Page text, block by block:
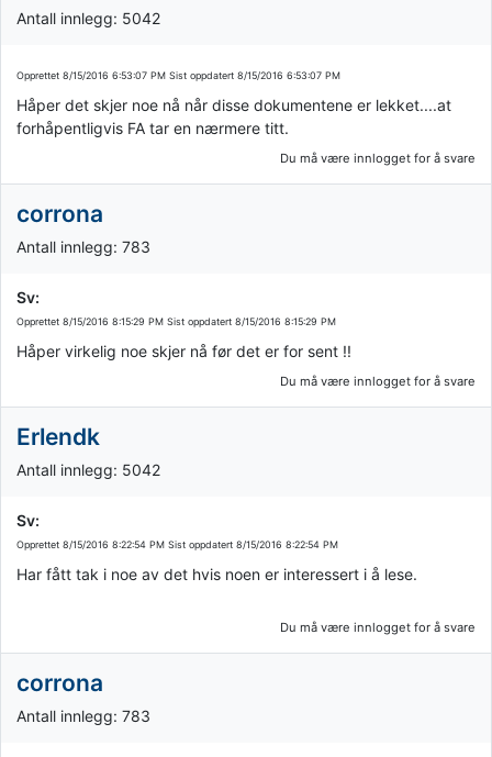
Antall innlegg: 5042
Opprettet 8/15/2016 6:53:07 PM Sist oppdatert 8/15/2016 6:53:07 PM
Håper det skjer noe nå når disse dokumentene er lekket....at
forhåpentligvis FA tar en nærmere titt.
Du må være innlogget for å svare
corrona
Antall innlegg: 783
Sv:
Opprettet 8/15/2016 8:15:29 PM Sist oppdatert 8/15/2016 8:15:29 PM
Håper virkelig noe skjer nå før det er for sent !!
Du må være innlogget for å svare
Erlendk
Antall innlegg: 5042
Sv:
Opprettet 8/15/2016 8:22:54 PM Sist oppdatert 8/15/2016 8:22:54 PM
Har fått tak i noe av det hvis noen er interessert i å lese.
Du må være innlogget for å svare
corrona
Antall innlegg: 783